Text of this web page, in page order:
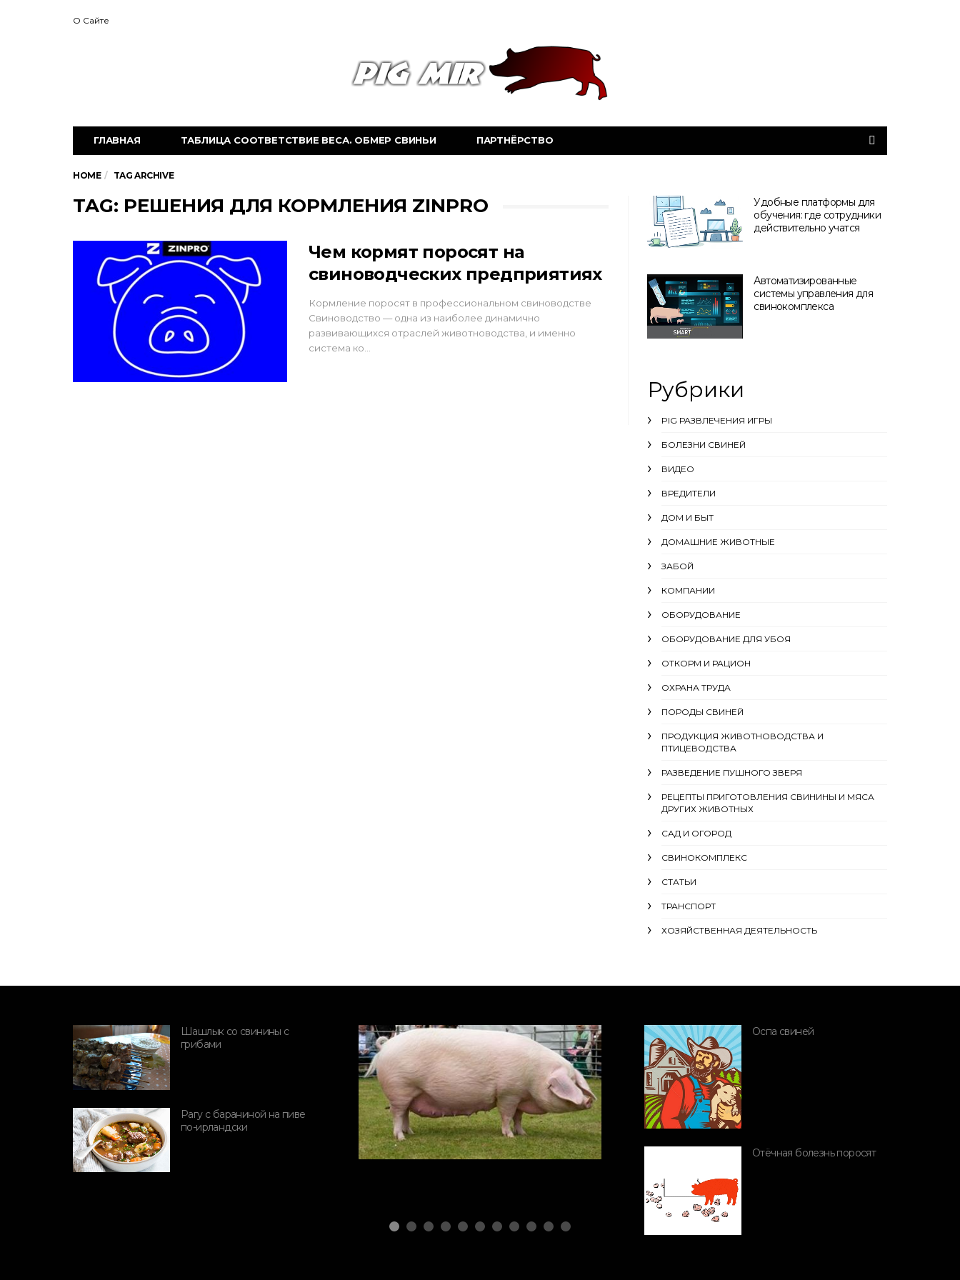
О Сайте
ГЛАВНАЯ ТАБЛИЦА СООТВЕТСТВИЕ ВЕСА. ОБМЕР СВИНЬИ ПАРТНЁРСТВО
HOME TAG ARCHIVE
TAG: РЕШЕНИЯ ДЛЯ КОРМЛЕНИЯ ZINPRO
Чем кормят поросят на
свиноводческих предприятиях
Кормление поросят в профессиональном свиноводстве
Свиноводство — одна из наиболее динамично
развивающихся отраслей животноводства, и именно
система ко…
Удобные платформы для
обучения: где сотрудники
действительно учатся
Автоматизированные
системы управления для
свинокомплекса
Рубрики
PIG РАЗВЛЕЧЕНИЯ ИГРЫ
БОЛЕЗНИ СВИНЕЙ
ВИДЕО
ВРЕДИТЕЛИ
ДОМ И БЫТ
ДОМАШНИЕ ЖИВОТНЫЕ
ЗАБОЙ
КОМПАНИИ
ОБОРУДОВАНИЕ
ОБОРУДОВАНИЕ ДЛЯ УБОЯ
ОТКОРМ И РАЦИОН
ОХРАНА ТРУДА
ПОРОДЫ СВИНЕЙ
ПРОДУКЦИЯ ЖИВОТНОВОДСТВА И
ПТИЦЕВОДСТВА
РАЗВЕДЕНИЕ ПУШНОГО ЗВЕРЯ
РЕЦЕПТЫ ПРИГОТОВЛЕНИЯ СВИНИНЫ И МЯСА
ДРУГИХ ЖИВОТНЫХ
САД И ОГОРОД
СВИНОКОМПЛЕКС
СТАТЬИ
ТРАНСПОРТ
ХОЗЯЙСТВЕННАЯ ДЕЯТЕЛЬНОСТЬ
Шашлык со свинины с
грибами
Рагу с бараниной на пиве
по-ирландски
ПОРОДЫ СВИНЕЙ
Дикий кабан
ПОРОДЫ СВИНЕЙ
Породы и
производительность
свиней
ПОРОДЫ СВИНЕЙ
программа
GENESUS
Оспа свиней
Отёчная болезнь поросят